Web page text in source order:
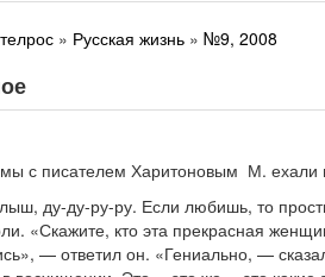
» Русская жизнь » №9, 2008
мы с писателем Харитоновым М.
ду-ду-ру-ру. Если любишь, то
«Скажите, кто эта прекрасная
— ответил он. «Гениально, —